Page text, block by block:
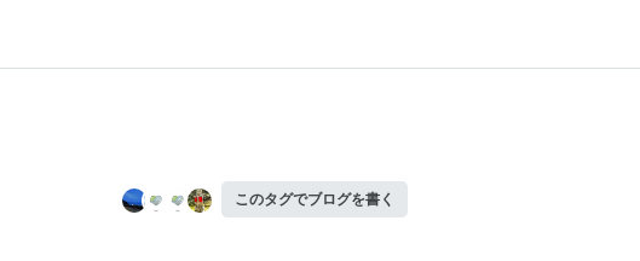
このタグでブログを書く